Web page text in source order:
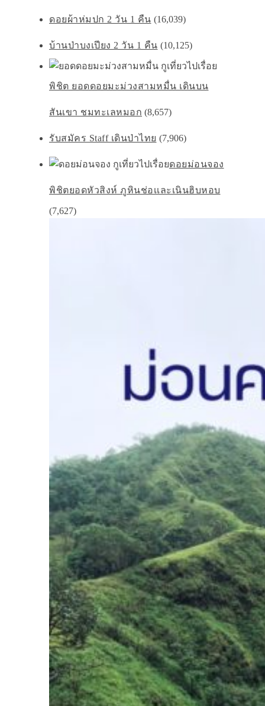
ดอยผ้าห่มปก 2 วัน 1 คืน (16,039)
บ้านป่าบงเปียง 2 วัน 1 คืน (10,125)
พิชิต ยอดดอยมะม่วงสามหมื่น เดินบน
สันเขา ชมทะเลหมอก (8,657)
รับสมัคร Staff เดินป่าไทย (7,906)
ดอยม่อนจอง
พิชิตยอดหัวสิงห์ ภูหินช่อเเละเนินฮิบหอบ
(7,627)